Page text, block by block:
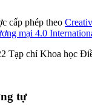
cấp phép theo
mại 4.0
Tạp chí Khoa học
tự